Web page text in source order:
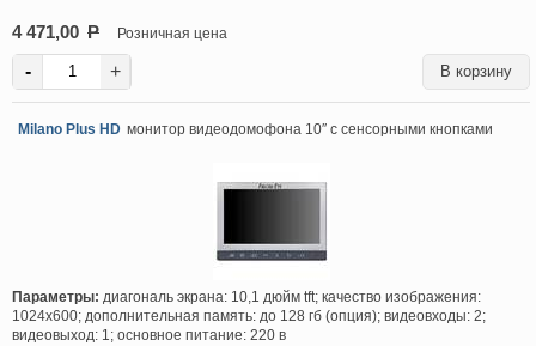
4 471,00 P Розничная цена
- +
Milano Plus HD монитор видеодомофона 10″ с сенсорными кнопками
Параметры: диагональ экрана: 10,1 дюйм tft; качество изображения:
1024х600; дополнительная память: до 128 гб (опция); видеовходы: 2;
видеовыход: 1; основное питание: 220 в